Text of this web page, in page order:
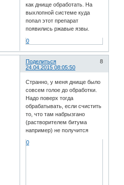
как днище обработать. На
выхлопной системе куда
попал этот препарат
появились ржавые язвы.
0
Поделиться
8
24.04.2015 08:05:50
Странно, у меня днище было
совсем голое до обработки.
Надо поверх тогда
обрабатывать, если счистить
то, что там набрызгано
(растворителем битума
например) не получится
0